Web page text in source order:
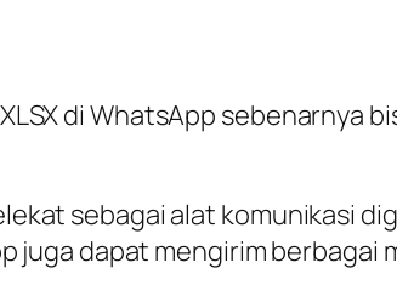
di WhatsApp sebenarnya
sebagai alat komunikasi
juga dapat mengirim berbagai